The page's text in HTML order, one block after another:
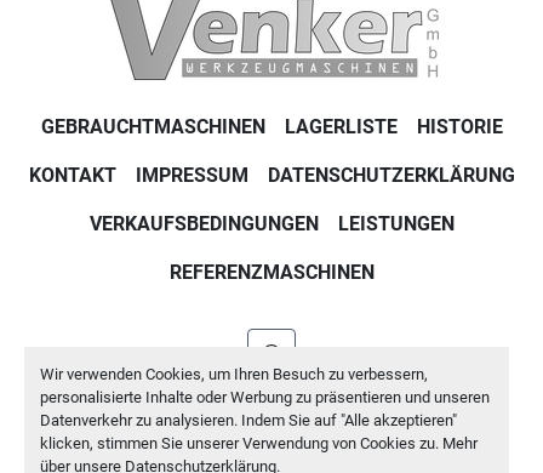
Wir verwenden Cookies, um Ihren Besuch zu verbessern,
personalisierte Inhalte oder Werbung zu präsentieren und unseren
Datenverkehr zu analysieren. Indem Sie auf "Alle akzeptieren"
klicken, stimmen Sie unserer Verwendung von Cookies zu. Mehr
über unsere Datenschutzerklärung.
GEBRAUCHTMASCHINEN LAGERLISTE HISTORIE
KONTAKT IMPRESSUM DATENSCHUTZERKLÄRUNG
VERKAUFSBEDINGUNGEN LEISTUNGEN
REFERENZMASCHINEN
whatsapp
Machinio System-Website vonMachinio
Cookie-Einstellungen